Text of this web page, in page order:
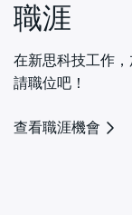
職涯
在新思科技工作
請職位吧！
查看職涯機會